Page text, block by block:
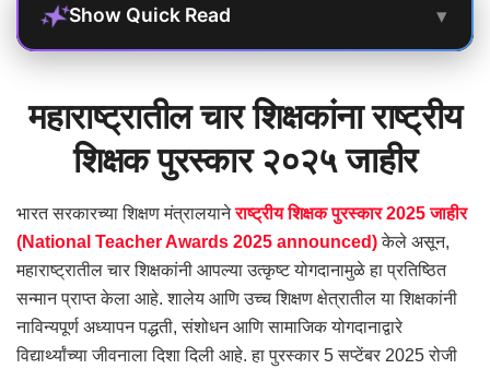
Show Quick Read ▾
महाराष्ट्रातील चार शिक्षकांना राष्ट्रीय
शिक्षक पुरस्कार २०२५ जाहीर
भारत सरकारच्या शिक्षण मंत्रालयानेराष्ट्रीय शिक्षक पुरस्कार 2025 जाहीर
(National Teacher Awards 2025 announced)केले असून,
महाराष्ट्रातील चार शिक्षकांनी आपल्या उत्कृष्ट योगदानामुळे हा प्रतिष्ठित
सन्मान प्राप्त केला आहे. शालेय आणि उच्च शिक्षण क्षेत्रातील या शिक्षकांनी
नाविन्यपूर्ण अध्यापन पद्धती, संशोधन आणि सामाजिक योगदानाद्वारे
विद्यार्थ्यांच्या जीवनाला दिशा दिली आहे. हा पुरस्कार 5 सप्टेंबर 2025 रोजी